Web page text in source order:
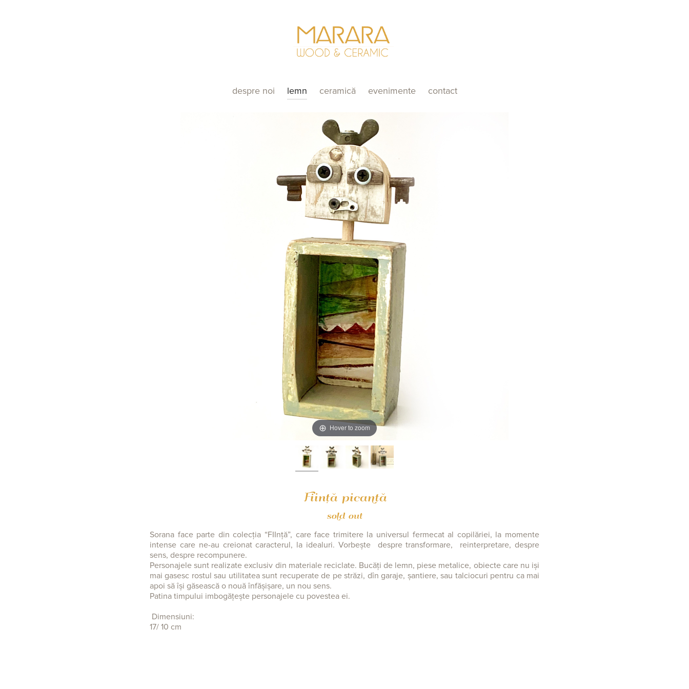
despre noi lemn ceramică evenimente contact
Hover to zoom
Ființă picantă
sold out
Sorana face parte din colecția “FIInță”, care face trimitere la universul fermecat al copilăriei, la momente
intense care ne-au creionat caracterul, la idealuri. Vorbește despre transformare, reinterpretare, despre
sens, despre recompunere.
Personajele sunt realizate exclusiv din materiale reciclate. Bucăți de lemn, piese metalice, obiecte care nu iși
mai gasesc rostul sau utilitatea sunt recuperate de pe străzi, dîn garaje, șantiere, sau talciocuri pentru ca mai
apoi să își găsească o nouă înfășișare, un nou sens.
Patina timpului imbogățește personajele cu povestea ei.
Dimensiuni:
17/ 10 cm